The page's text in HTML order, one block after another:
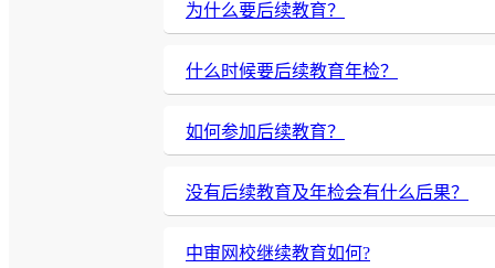
为什么要后续教育？
什么时候要后续教育年检？
如何参加后续教育？
没有后续教育及年检会有什么后果？
中审网校继续教育如何?